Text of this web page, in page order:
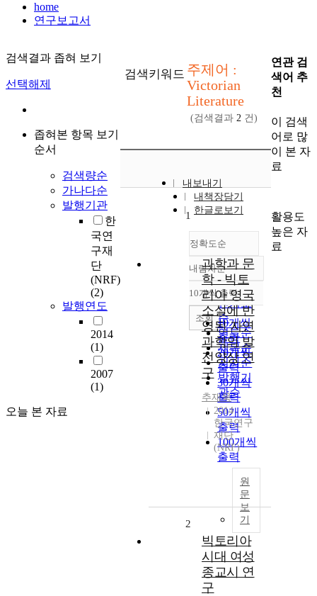
home
연구보고서
검색결과 좁혀 보기
선택해제
좁혀본 항목 보기
순서
검색량순
가나다순
발행기관
한
국연
구재
단
(NRF)
(2)
발행연도
2014
(1)
2007
(1)
오늘 본 자료
검색키워드 주제어 :
Victorian
Literature
(검색결과 2 건)
내보내기
내책장담기
한글로보기
정확도순
정확도
순
인기도
순
연도순
제목순
저자순
발행기
관순
내림차순
내림차순
10개씩 출력
10개씩
출력
20개씩
출력
30개씩
출력
50개씩
출력
100개씩
출력
조회
1
과학과 문
학 - 빅토
리아 영국
소설에 반
영된 자연
과학의 발
전양상 연
구
추재욱
2014
한국연구
재단
(NRF)
원
문
보
기
2
빅토리아
시대 여성
종교시 연
구
연관 검
색어 추
천
이 검색
어로 많
이 본 자
료
활용도
높은 자
료